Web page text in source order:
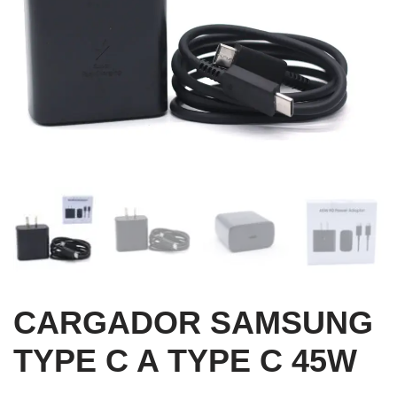
CARGADOR SAMSUNG
TYPE C A TYPE C 45W